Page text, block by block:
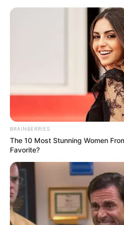
BRAINBERRIES
The 10 Most Stunning Women
Favorite?